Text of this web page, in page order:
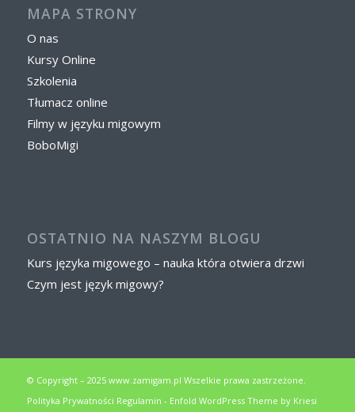
MAPA STRONY
O nas
Kursy Online
Szkolenia
Tłumacz online
Filmy w języku migowym
BoboMigi
OSTATNIO NA NASZYM BLOGU
Kurs języka migowego – nauka która otwiera drzwi
Czym jest język migowy?
© Copyright – 2025 www.zamigam.pl Wszelkie prawa zastrzeżone.
Polityka Prywatności Regulamin - Enfold WordPress Theme by Kriesi